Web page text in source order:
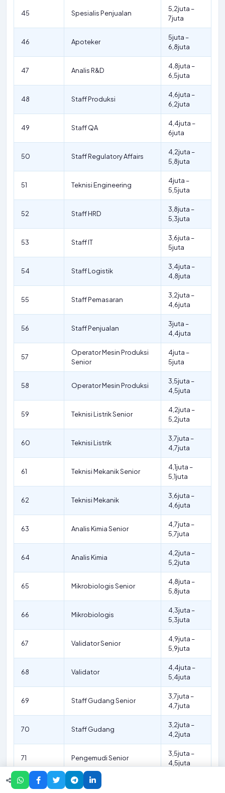
45 Spesialis Penjualan
5,2juta –
7juta
46 Apoteker
5juta –
6,8juta
47 Analis R&D
4,8juta –
6,5juta
48 Staff Produksi
4,6juta –
6,2juta
49 Staff QA
4,4juta –
6juta
50 Staff Regulatory Affairs
4,2juta –
5,8juta
51 Teknisi Engineering
4juta –
5,5juta
52 Staff HRD
3,8juta –
5,3juta
53 Staff IT
3,6juta –
5juta
54 Staff Logistik
3,4juta –
4,8juta
55 Staff Pemasaran
3,2juta –
4,6juta
56 Staff Penjualan
3juta –
4,4juta
57
Operator Mesin Produksi
Senior
4juta –
5juta
58 Operator Mesin Produksi
3,5juta –
4,5juta
59 Teknisi Listrik Senior
4,2juta –
5,2juta
60 Teknisi Listrik
3,7juta –
4,7juta
61 Teknisi Mekanik Senior
4,1juta –
5,1juta
62 Teknisi Mekanik
3,6juta –
4,6juta
63 Analis Kimia Senior
4,7juta –
5,7juta
64 Analis Kimia
4,2juta –
5,2juta
65 Mikrobiologis Senior
4,8juta –
5,8juta
66 Mikrobiologis
4,3juta –
5,3juta
67 Validator Senior
4,9juta –
5,9juta
68 Validator
4,4juta –
5,4juta
69 Staff Gudang Senior
3,7juta –
4,7juta
70 Staff Gudang
3,2juta –
4,2juta
71 Pengemudi Senior
3,5juta –
4,5juta
72 Pengemudi